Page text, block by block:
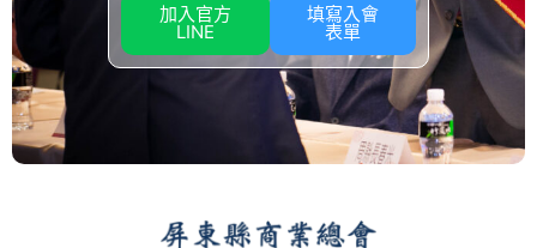
加入官方
LINE
填寫入會
表單